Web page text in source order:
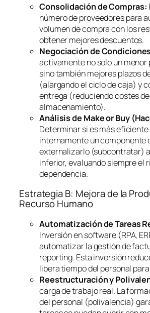
Consolidación de Compras:
número de proveedores para
volumen de compra con los
obtener mejores descuentos.
Negociación de
activamente no solo un
sino también mejores plazos
(alargando el ciclo de caja) y
entrega (reduciendo costes de
almacenamiento).
Análisis de Make or Buy
Determinar si es más
internamente un componente
externalizarlo (subcontratar)
inferior, evaluando siempre el
dependencia.
Estrategia B: Mejora de la
Recurso Humano
Automatización de Tareas
Inversión ensoftware(RPA,
automatizar la gestión de
reporting. Esta inversión
libera tiempo del personal
Reestructuración y
carga de trabajo real. La
del personal (polivalencia)